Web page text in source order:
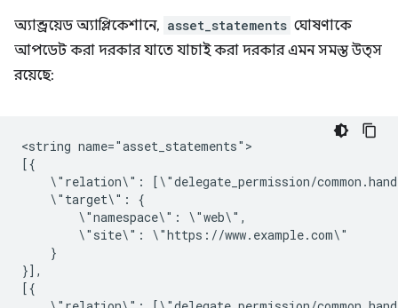
অ্যান্ড্রয়েড অ্যাপ্লিকেশানে, asset_statements ঘোষণাকে
আপডেট করা দরকার যাতে যাচাই করা দরকার এমন সমস্ত উত্স
রয়েছে:
<string name="asset_statements">
\"relation\":
\"target\":
\"namespace\":
\"site\":
}
}],